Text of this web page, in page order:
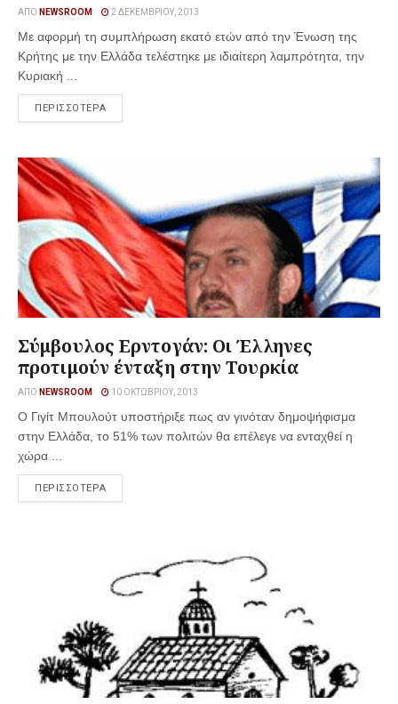
ΑΠΌ NEWSROOM 2 ΔΕΚΕΜΒΡΊΟΥ, 2013
Με αφορμή τη συμπλήρωση εκατό ετών από την Ένωση της
Κρήτης με την Ελλάδα τελέστηκε με ιδιαίτερη λαμπρότητα, την
Κυριακή ...
ΠΕΡΙΣΣΟΤΕΡΑ
Σύμβουλος Ερντογάν: Οι Έλληνες
προτιμούν ένταξη στην Τουρκία
ΑΠΌ NEWSROOM 10 ΟΚΤΩΒΡΊΟΥ, 2013
Ο Γιγίτ Μπουλούτ υποστήριξε πως αν γινόταν δημοψήφισμα
στην Ελλάδα, το 51% των πολιτών θα επέλεγε να ενταχθεί η
χώρα ...
ΠΕΡΙΣΣΟΤΕΡΑ